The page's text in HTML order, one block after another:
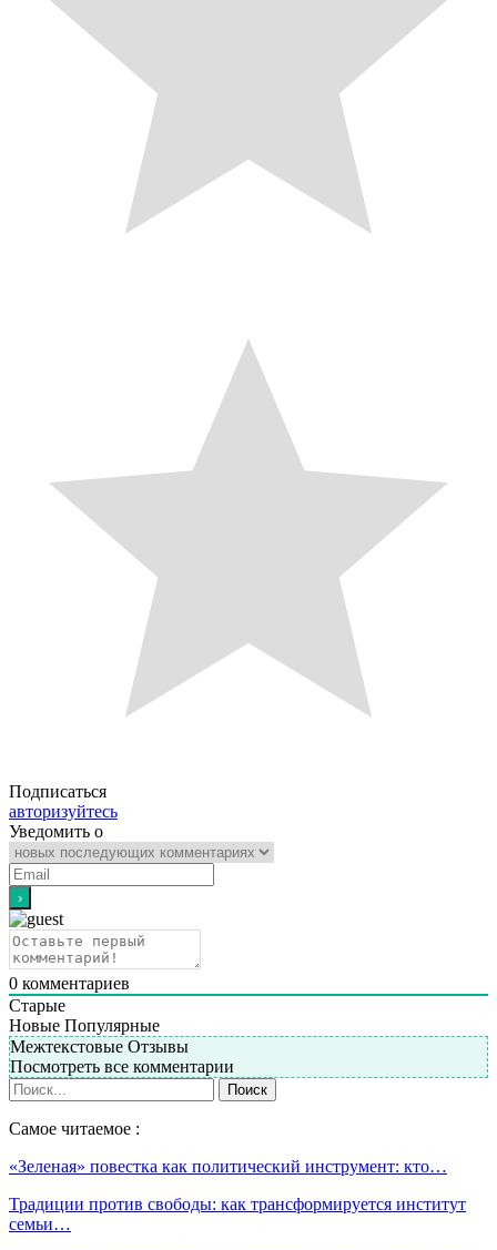
Подписаться
авторизуйтесь
Уведомить о
0 комментариев
Старые
Новые Популярные
Межтекстовые Отзывы
Посмотреть все комментарии
Самое читаемое :
«Зеленая» повестка как политический инструмент: кто…
Традиции против свободы: как трансформируется институт
семьи…